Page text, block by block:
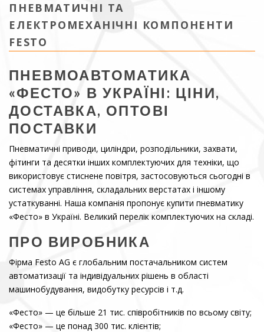
ПНЕВМАТИЧНІ ТА
ЕЛЕКТРОМЕХАНІЧНІ КОМПОНЕНТИ
FESTO
ПНЕВМОАВТОМАТИКА
«ФЕСТО» В УКРАЇНІ: ЦІНИ,
ДОСТАВКА, ОПТОВІ
ПОСТАВКИ
Пневматичні приводи, циліндри, розподільники, захвати,
фітинги та десятки інших комплектуючих для техніки, що
використовує стиснене повітря, застосовуються сьогодні в
системах управління, складальних верстатах і іншому
устаткуванні. Наша компанія пропонує купити пневматику
«Фесто» в Україні. Великий перелік комплектуючих на складі.
ПРО ВИРОБНИКА
Фірма Festo AG є глобальним постачальником систем
автоматизації та індивідуальних рішень в області
машинобудування, видобутку ресурсів і т.д.
«Фесто» — це більше 21 тис. співробітників по всьому світу;
«Фесто» — це понад 300 тис. клієнтів;